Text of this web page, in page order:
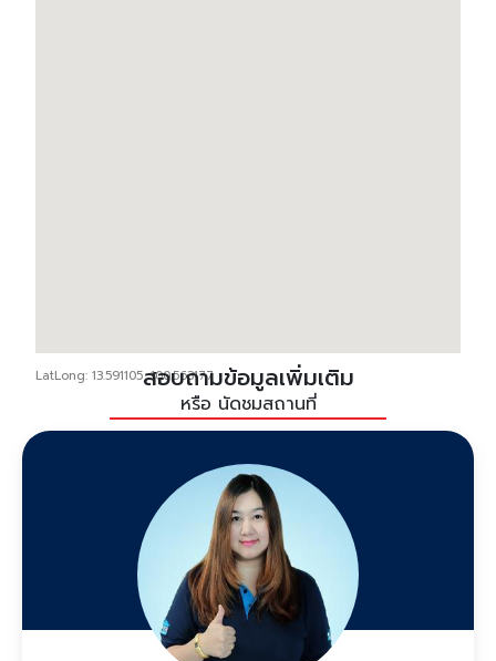
LatLong: 13.591105, 100.563177สอบถามข้อมูลเพิ่มเติม
หรือ นัดชมสถานที่